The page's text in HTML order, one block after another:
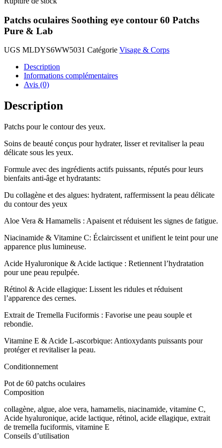
Patchs oculaires Soothing eye contour 60 Patchs
Pure & Lab
UGS MLDYS6WW5031 Catégorie Visage & Corps
Description
Informations complémentaires
Avis (0)
Description
Patchs pour le contour des yeux.
Soins de beauté conçus pour hydrater, lisser et revitaliser la peau
délicate sous les yeux.
Formule avec des ingrédients actifs puissants, réputés pour leurs
bienfaits anti-âge et hydratants:
Du collagène et des algues: hydratent, raffermissent la peau délicate
du contour des yeux
Aloe Vera & Hamamelis : Apaisent et réduisent les signes de fatigue.
Niacinamide & Vitamine C: Éclaircissent et unifient le teint pour une
apparence plus lumineuse.
Acide Hyaluronique & Acide lactique : Retiennent l’hydratation
pour une peau repulpée.
Rétinol & Acide ellagique: Lissent les ridules et réduisent
l’apparence des cernes.
Extrait de Tremella Fuciformis : Favorise une peau souple et
rebondie.
Vitamine E & Acide L-ascorbique: Antioxydants puissants pour
protéger et revitaliser la peau.
Conditionnement
Pot de 60 patchs oculaires
Composition
collagène, algue, aloe vera, hamamelis, niacinamide, vitamine C,
Acide hyaluronique, acide lactique, rétinol, acide ellagique, extrait
de tremella fuciformis, vitamine E
Conseils d’utilisation